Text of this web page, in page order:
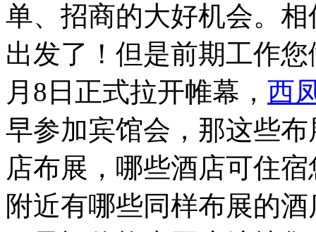
单、招商的大好机会。
出发了！但是前期工作
月8日正式拉开帷幕， 西
早参加宾馆会，那这些
店布展，哪些酒店可住
附近有哪些同样布展的酒